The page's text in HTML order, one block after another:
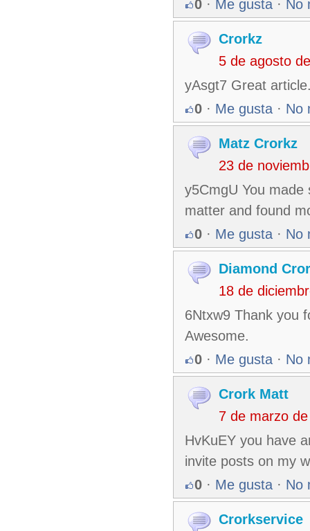
0 · Me gusta · No
Crorkz
5 de agosto
yAsgt7 Great
0 · Me gusta · No
Matz Crorkz
23 de
y5CmgU You
matter and found
0 · Me gusta · No
Diamond
18 de
6Ntxw9 Thank you
Awesome.
0 · Me gusta · No
Crork Matt
7 de marzo
HvKuEY you have
invite posts on my
0 · Me gusta · No
Crorkservice